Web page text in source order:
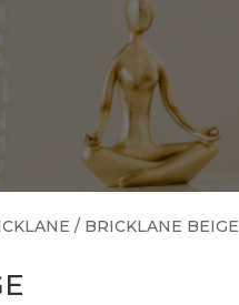
/ BRICKLANE BEIGE